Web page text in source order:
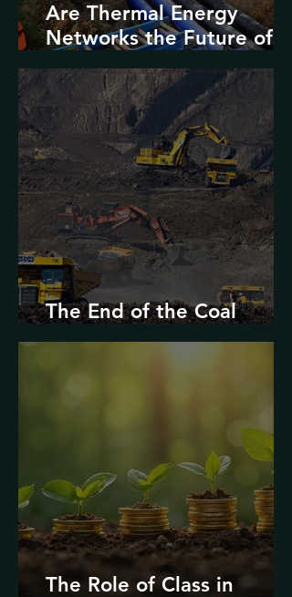
Are Thermal Energy
Networks the Future of
Urban Decarbonization?
The End of the Coal
Industry in West Virginia?
The Role of Class in